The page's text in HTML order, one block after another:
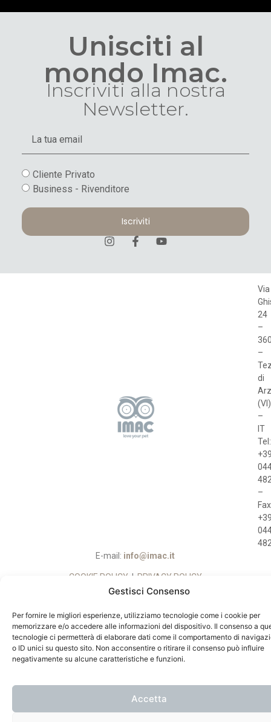
Gestisci Consenso
Per fornire le migliori esperienze, utilizziamo tecnologie come i cookie per
memorizzare e/o accedere alle informazioni del dispositivo. Il consenso a
tecnologie ci permetterà di elaborare dati come il comportamento di
o ID unici su questo sito. Non acconsentire o ritirare il consenso può influire
negativamente su alcune caratteristiche e funzioni.
Accetta
Unisciti al
mondo Imac.
Inscriviti alla nostra
Newsletter.
Cliente Privato
Business - Rivenditore
Iscriviti
Via
24
–
–
di
(VI)
–
IT
–
E-mail: info@imac.it
COOKIE POLICY | PRIVACY POLICY
© 2024 IMAC SRL UNIPERSONALE. All Rights Reserved. P.IVA
260.000,00 Euro
IMAC NON VENDEDIRETTAMENTE AL
PUBBLICO